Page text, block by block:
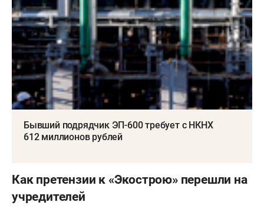
Бывший подрядчик ЭП-600 требует с НКНХ
612 миллионов рублей
Как претензии к «Экострою» перешли на
учредителей